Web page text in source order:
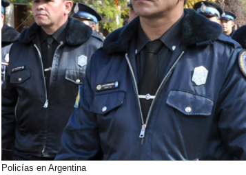
Policías en Argentina